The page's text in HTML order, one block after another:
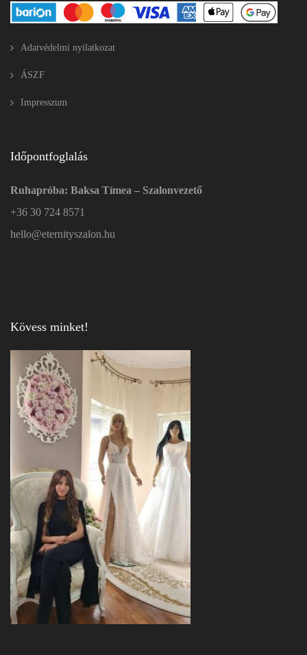
Adatvédelmi nyilatkozat
ÁSZF
Impresszum
Időpontfoglalás
Ruhapróba: Baksa Tímea – Szalonvezető
+36 30 724 8571
hello@eternityszalon.hu
Kövess minket!